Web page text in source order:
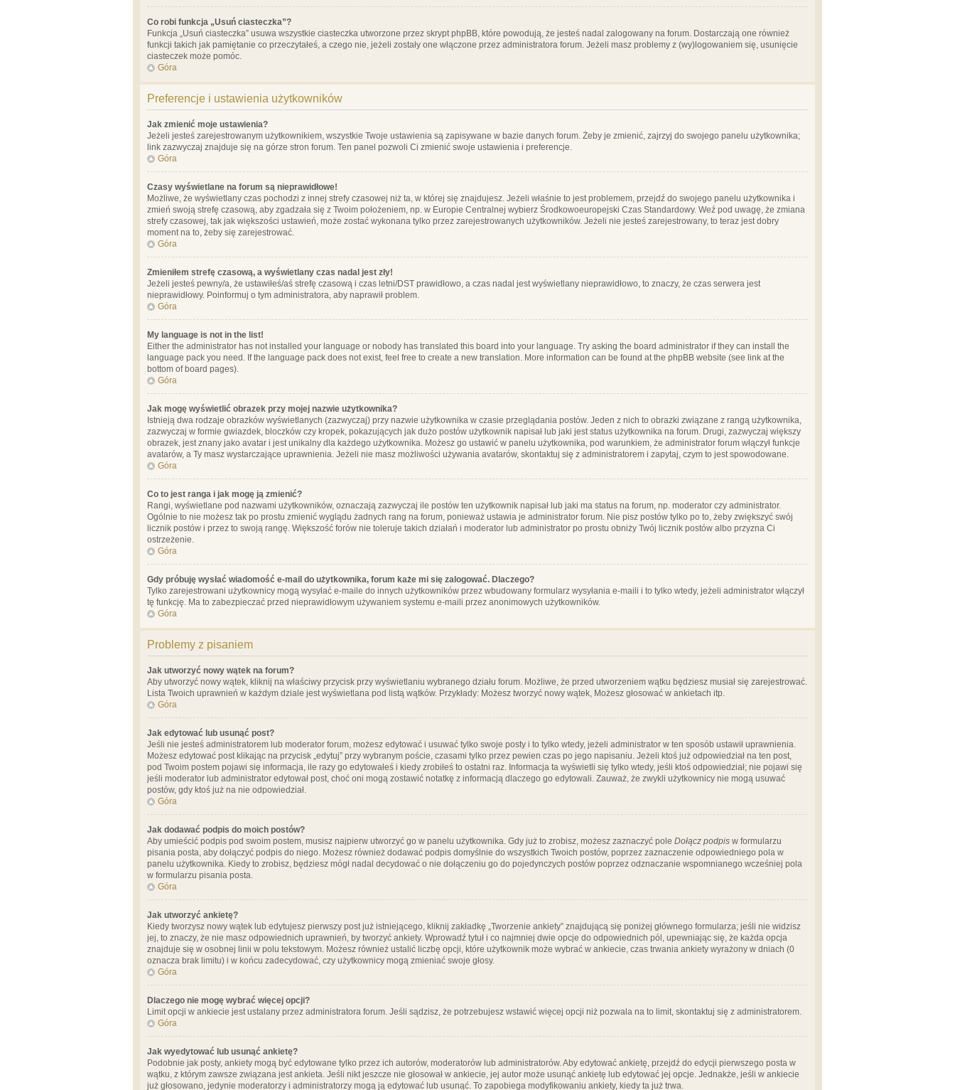
Co robi funkcja „Usuń ciasteczka”?
Funkcja „Usuń ciasteczka” usuwa wszystkie ciasteczka utworzone przez skrypt phpBB, które powodują, że jesteś nadal zalogowany na forum. Dostarczają one również
funkcji takich jak pamiętanie co przeczytałeś, a czego nie, jeżeli zostały one włączone przez administratora forum. Jeżeli masz problemy z (wy)logowaniem się, usunięcie
ciasteczek może pomóc.
Góra
Preferencje i ustawienia użytkowników
Jak zmienić moje ustawienia?
Jeżeli jesteś zarejestrowanym użytkownikiem, wszystkie Twoje ustawienia są zapisywane w bazie danych forum. Żeby je zmienić, zajrzyj do swojego panelu użytkownika;
link zazwyczaj znajduje się na górze stron forum. Ten panel pozwoli Ci zmienić swoje ustawienia i preferencje.
Góra
Czasy wyświetlane na forum są nieprawidłowe!
Możliwe, że wyświetlany czas pochodzi z innej strefy czasowej niż ta, w której się znajdujesz. Jeżeli właśnie to jest problemem, przejdź do swojego panelu użytkownika i
zmień swoją strefę czasową, aby zgadzała się z Twoim położeniem, np. w Europie Centralnej wybierz Środkowoeuropejski Czas Standardowy. Weź pod uwagę, że zmiana
strefy czasowej, tak jak większości ustawień, może zostać wykonana tylko przez zarejestrowanych użytkowników. Jeżeli nie jesteś zarejestrowany, to teraz jest dobry
moment na to, żeby się zarejestrować.
Góra
Zmieniłem strefę czasową, a wyświetlany czas nadal jest zły!
Jeżeli jesteś pewny/a, że ustawiłeś/aś strefę czasową i czas letni/DST prawidłowo, a czas nadal jest wyświetlany nieprawidłowo, to znaczy, że czas serwera jest
nieprawidłowy. Poinformuj o tym administratora, aby naprawił problem.
Góra
My language is not in the list!
Either the administrator has not installed your language or nobody has translated this board into your language. Try asking the board administrator if they can install the
language pack you need. If the language pack does not exist, feel free to create a new translation. More information can be found at the phpBB website (see link at the
bottom of board pages).
Góra
Jak mogę wyświetlić obrazek przy mojej nazwie użytkownika?
Istnieją dwa rodzaje obrazków wyświetlanych (zazwyczaj) przy nazwie użytkownika w czasie przeglądania postów. Jeden z nich to obrazki związane z rangą użytkownika,
zazwyczaj w formie gwiazdek, bloczków czy kropek, pokazujących jak dużo postów użytkownik napisał lub jaki jest status użytkownika na forum. Drugi, zazwyczaj większy
obrazek, jest znany jako avatar i jest unikalny dla każdego użytkownika. Możesz go ustawić w panelu użytkownika, pod warunkiem, że administrator forum włączył funkcje
avatarów, a Ty masz wystarczające uprawnienia. Jeżeli nie masz możliwości używania avatarów, skontaktuj się z administratorem i zapytaj, czym to jest spowodowane.
Góra
Co to jest ranga i jak mogę ją zmienić?
Rangi, wyświetlane pod nazwami użytkowników, oznaczają zazwyczaj ile postów ten użytkownik napisał lub jaki ma status na forum, np. moderator czy administrator.
Ogólnie to nie możesz tak po prostu zmienić wyglądu żadnych rang na forum, ponieważ ustawia je administrator forum. Nie pisz postów tylko po to, żeby zwiększyć swój
licznik postów i przez to swoją rangę. Większość forów nie toleruje takich działań i moderator lub administrator po prostu obniży Twój licznik postów albo przyzna Ci
ostrzeżenie.
Góra
Gdy próbuję wysłać wiadomość e-mail do użytkownika, forum każe mi się zalogować. Dlaczego?
Tylko zarejestrowani użytkownicy mogą wysyłać e-maile do innych użytkowników przez wbudowany formularz wysyłania e-maili i to tylko wtedy, jeżeli administrator włączył
tę funkcję. Ma to zabezpieczać przed nieprawidłowym używaniem systemu e-maili przez anonimowych użytkowników.
Góra
Problemy z pisaniem
Jak utworzyć nowy wątek na forum?
Aby utworzyć nowy wątek, kliknij na właściwy przycisk przy wyświetlaniu wybranego działu forum. Możliwe, że przed utworzeniem wątku będziesz musiał się zarejestrować.
Lista Twoich uprawnień w każdym dziale jest wyświetlana pod listą wątków. Przykłady: Możesz tworzyć nowy wątek, Możesz głosować w ankietach itp.
Góra
Jak edytować lub usunąć post?
Jeśli nie jesteś administratorem lub moderator forum, możesz edytować i usuwać tylko swoje posty i to tylko wtedy, jeżeli administrator w ten sposób ustawił uprawnienia.
Możesz edytować post klikając na przycisk „edytuj” przy wybranym poście, czasami tylko przez pewien czas po jego napisaniu. Jeżeli ktoś już odpowiedział na ten post,
pod Twoim postem pojawi się informacja, ile razy go edytowałeś i kiedy zrobiłeś to ostatni raz. Informacja ta wyświetli się tylko wtedy, jeśli ktoś odpowiedział; nie pojawi się
jeśli moderator lub administrator edytował post, choć oni mogą zostawić notatkę z informacją dlaczego go edytowali. Zauważ, że zwykli użytkownicy nie mogą usuwać
postów, gdy ktoś już na nie odpowiedział.
Góra
Jak dodawać podpis do moich postów?
Aby umieścić podpis pod swoim postem, musisz najpierw utworzyć go w panelu użytkownika. Gdy już to zrobisz, możesz zaznaczyć pole Dołącz podpis w formularzu
pisania posta, aby dołączyć podpis do niego. Możesz również dodawać podpis domyślnie do wszystkich Twoich postów, poprzez zaznaczenie odpowiedniego pola w
panelu użytkownika. Kiedy to zrobisz, będziesz mógł nadal decydować o nie dołączeniu go do pojedynczych postów poprzez odznaczanie wspomnianego wcześniej pola
w formularzu pisania posta.
Góra
Jak utworzyć ankietę?
Kiedy tworzysz nowy wątek lub edytujesz pierwszy post już istniejącego, kliknij zakładkę „Tworzenie ankiety” znajdującą się poniżej głównego formularza; jeśli nie widzisz
jej, to znaczy, że nie masz odpowiednich uprawnień, by tworzyć ankiety. Wprowadź tytuł i co najmniej dwie opcje do odpowiednich pól, upewniając się, że każda opcja
znajduje się w osobnej linii w polu tekstowym. Możesz również ustalić liczbę opcji, które użytkownik może wybrać w ankiecie, czas trwania ankiety wyrażony w dniach (0
oznacza brak limitu) i w końcu zadecydować, czy użytkownicy mogą zmieniać swoje głosy.
Góra
Dlaczego nie mogę wybrać więcej opcji?
Limit opcji w ankiecie jest ustalany przez administratora forum. Jeśli sądzisz, że potrzebujesz wstawić więcej opcji niż pozwala na to limit, skontaktuj się z administratorem.
Góra
Jak wyedytować lub usunąć ankietę?
Podobnie jak posty, ankiety mogą być edytowane tylko przez ich autorów, moderatorów lub administratorów. Aby edytować ankietę, przejdź do edycji pierwszego posta w
wątku, z którym zawsze związana jest ankieta. Jeśli nikt jeszcze nie głosował w ankiecie, jej autor może usunąć ankietę lub edytować jej opcje. Jednakże, jeśli w ankiecie
już głosowano, jedynie moderatorzy i administratorzy mogą ją edytować lub usunąć. To zapobiega modyfikowaniu ankiety, kiedy ta już trwa.